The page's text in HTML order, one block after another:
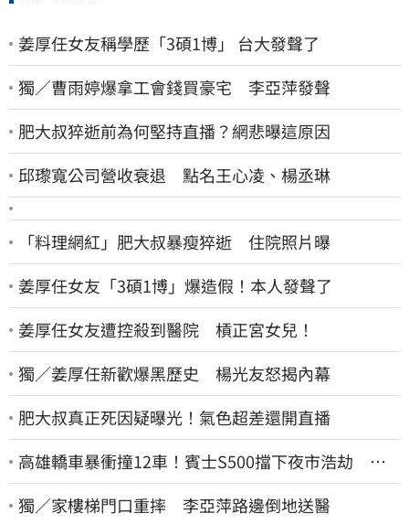
姜厚任女友稱學歷「3碩1博」 台大發聲了
獨／曹雨婷爆拿工會錢買豪宅 李亞萍發聲
肥大叔猝逝前為何堅持直播？網悲曝這原因
邱瓈寬公司營收衰退 點名王心凌、楊丞琳
「料理網紅」肥大叔暴瘦猝逝 住院照片曝
姜厚任女友「3碩1博」爆造假！本人發聲了
姜厚任女友遭控殺到醫院 槓正宮女兒！
獨／姜厚任新歡爆黑歷史 楊光友怒揭內幕
肥大叔真正死因疑曝光！氣色超差還開直播
高雄轎車暴衝撞12車！賓士S500擋下夜市浩劫 車
主大度：車再買就有
獨／家樓梯門口重摔 李亞萍路邊倒地送醫